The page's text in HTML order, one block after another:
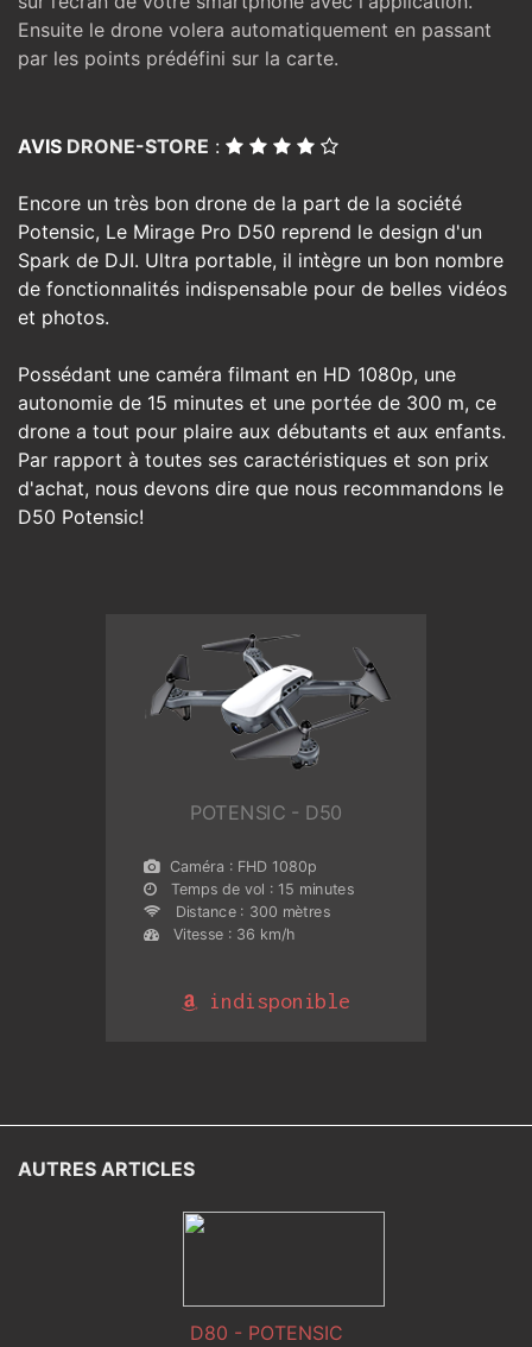
Ensuite le drone volera automatiquement en passant
par les points prédéfini sur la carte.
AVIS DRONE-STORE :
Encore un très bon drone de la part de la société
Potensic, Le Mirage Pro D50 reprend le design d'un
Spark de DJI. Ultra portable, il intègre un bon nombre
de fonctionnalités indispensable pour de belles vidéos
et photos.
Possédant une caméra filmant en HD 1080p, une
autonomie de 15 minutes et une portée de 300 m, ce
drone a tout pour plaire aux débutants et aux enfants.
Par rapport à toutes ses caractéristiques et son prix
d'achat, nous devons dire que nous recommandons le
D50 Potensic!
POTENSIC - D50
Caméra : FHD 1080p
Temps de vol : 15 minutes
Distance : 300 mètres
Vitesse : 36 km/h
indisponible
AUTRES ARTICLES
D80 - POTENSIC